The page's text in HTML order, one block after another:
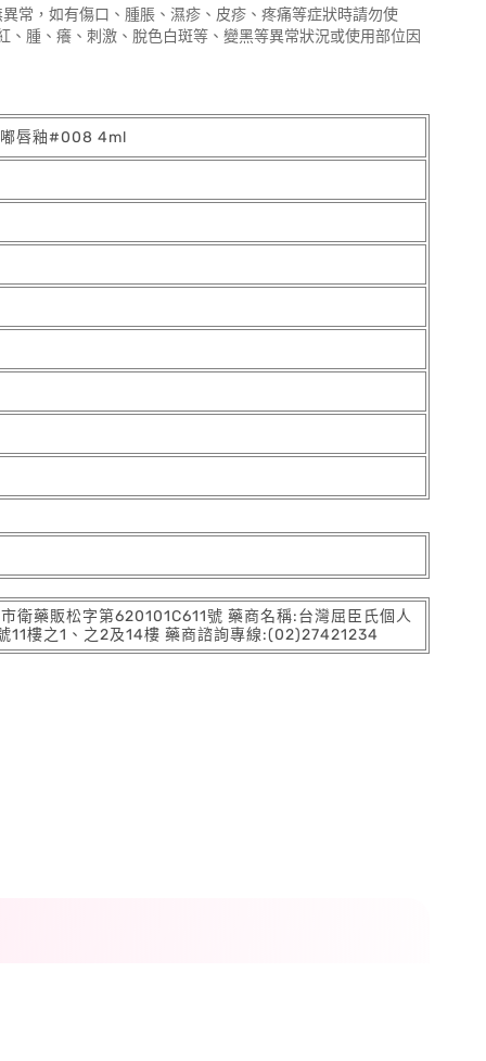
常，如有傷口、腫脹、濕疹、皮疹、疼痛等症狀時請勿使
腫、癢、刺激、脫色白斑等、變黑等異常狀況或使用部位因
嘟唇釉#008 4ml
藥販松字第620101C611號 藥商名稱:台灣屈臣氏個人
11樓之1、之2及14樓 藥商諮詢專線:(02)27421234